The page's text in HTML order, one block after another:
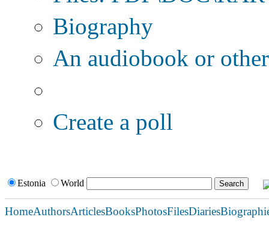
Biography
An audiobook or
Create a poll
Estonia World
HomeAuthorsArticlesBooksPhotosFilesDiaries